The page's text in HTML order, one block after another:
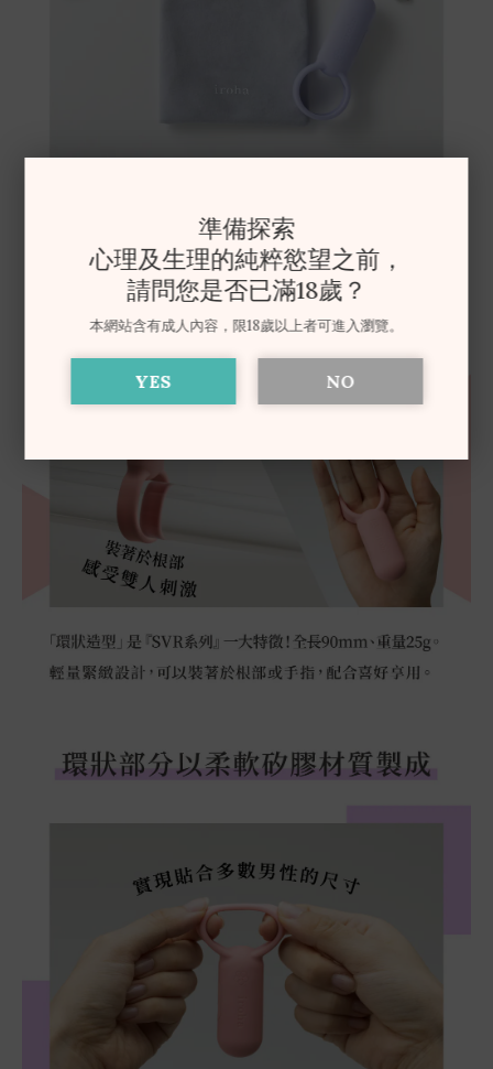
準備探索
心理及生理的純粹慾望之前，
請問您是否已滿18歲？
本網站含有成人內容，限18歲以上者可進入瀏覽。
YES NO